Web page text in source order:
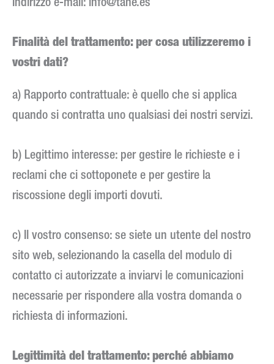
Indirizzo e-mail: info@tahe.es
Finalità del trattamento: per cosa utilizzeremo i
vostri dati?
a) Rapporto contrattuale: è quello che si applica
quando si contratta uno qualsiasi dei nostri servizi.
b) Legittimo interesse: per gestire le richieste e i
reclami che ci sottoponete e per gestire la
riscossione degli importi dovuti.
c) Il vostro consenso: se siete un utente del nostro
sito web, selezionando la casella del modulo di
contatto ci autorizzate a inviarvi le comunicazioni
necessarie per rispondere alla vostra domanda o
richiesta di informazioni.
Legittimità del trattamento: perché abbiamo